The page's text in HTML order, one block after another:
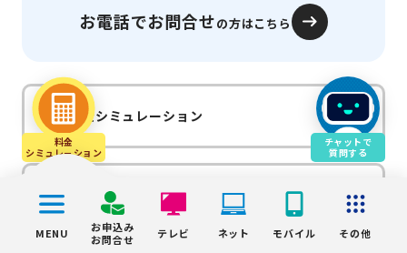
MENU
お申込み
お問合せ
テレビ ネット モバイル その他
お電話でお問合せの方はこちら
料金シミュレーション
対応エリア・
導入物件のご案内
料金
シミュレ－ション
チャットで
質問する